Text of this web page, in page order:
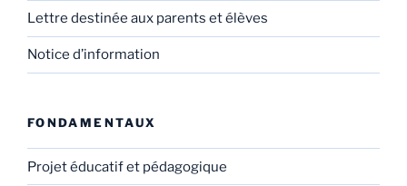
Lettre destinée aux parents et élèves
Notice d’information
FONDAMENTAUX
Projet éducatif et pédagogique